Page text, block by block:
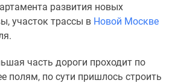
развития новых
участок трассы в Новой Москве
часть дороги проходит по
полям, по сути пришлось строить